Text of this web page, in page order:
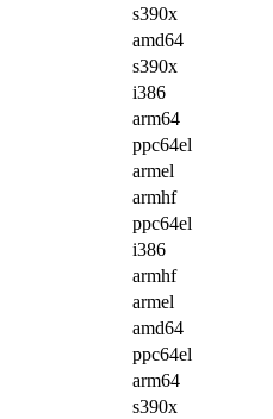
s390x
amd64
s390x
i386
arm64
ppc64el
armel
armhf
ppc64el
i386
armhf
armel
amd64
ppc64el
arm64
s390x